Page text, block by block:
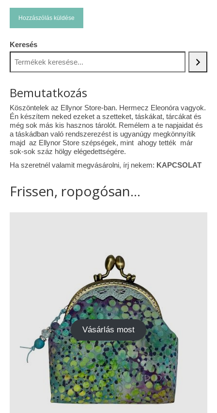
Keresés
Bemutatkozás
Köszöntelek az Ellynor Store-ban. Hermecz Eleonóra vagyok.
Én készítem neked ezeket a szetteket, táskákat, tárcákat és
még sok más kis hasznos tárolót. Remélem a te napjaidat és
a táskádban való rendszerezést is ugyanúgy megkönnyítik
majd az Ellynor Store szépségek, mint ahogy tették már
sok-sok száz hölgy elégedettségére.
Ha szeretnél valamit megvásárolni, írj nekem: KAPCSOLAT
Frissen, ropogósan...
Vásárlás most